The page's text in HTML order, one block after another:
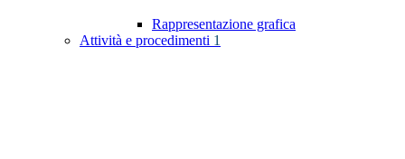
Rappresentazione grafica
Attività e procedimenti 1